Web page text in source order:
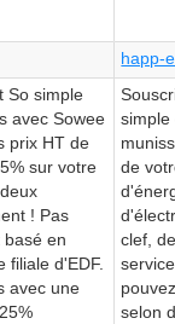
happ-
So simple
avec Sowee
prix HT de
sur votre
! Pas
basé en
filiale d'EDF.
avec une
simple
de
clef,
selon